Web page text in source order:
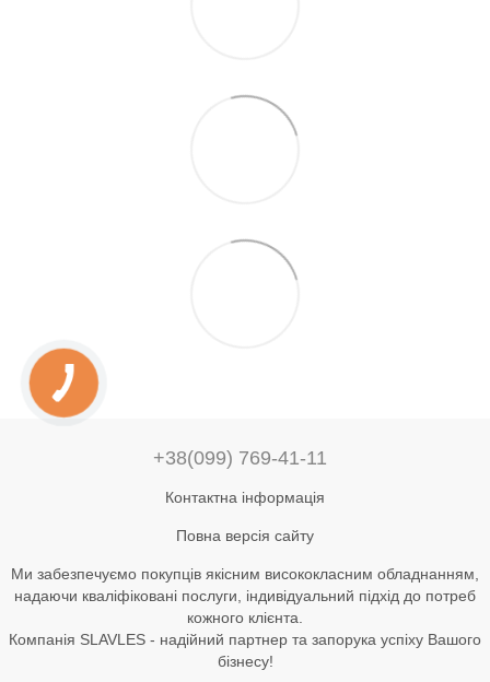
+38(099) 769-41-11
Контактна інформація
Повна версія сайту
Ми забезпечуємо покупців якісним висококласним обладнанням,
надаючи кваліфіковані послуги, індивідуальний підхід до потреб
кожного клієнта.
Компанія SLAVLES - надійний партнер та запорука успіху Вашого
бізнесу!